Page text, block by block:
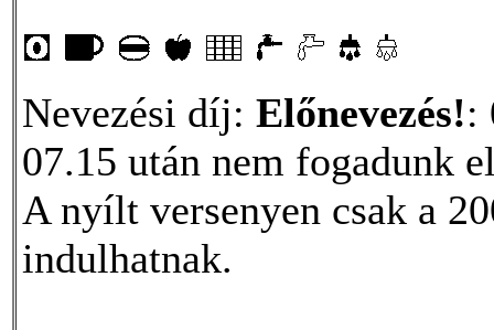
Nevezési díj: Előnevezés!:
07.15 után nem fogadunk
A nyílt versenyen csak a
indulhatnak.